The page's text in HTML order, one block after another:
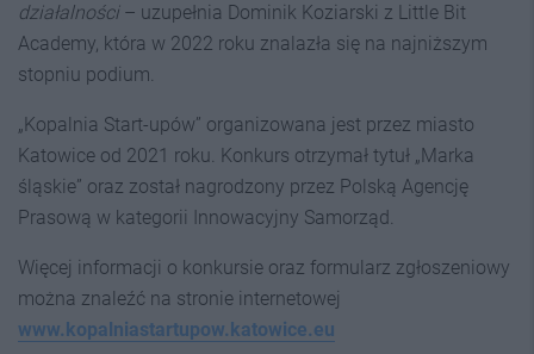
działalności– uzupełnia Dominik Koziarski z Little Bit
Academy, która w 2022 roku znalazła się na najniższym
stopniu podium.
„Kopalnia Start-upów” organizowana jest przez miasto
Katowice od 2021 roku. Konkurs otrzymał tytuł „Marka
śląskie” oraz został nagrodzony przez Polską Agencję
Prasową w kategorii Innowacyjny Samorząd.
Więcej informacji o konkursie oraz formularz zgłoszeniowy
można znaleźć na stronie internetowej
www.kopalniastartupow.katowice.eu